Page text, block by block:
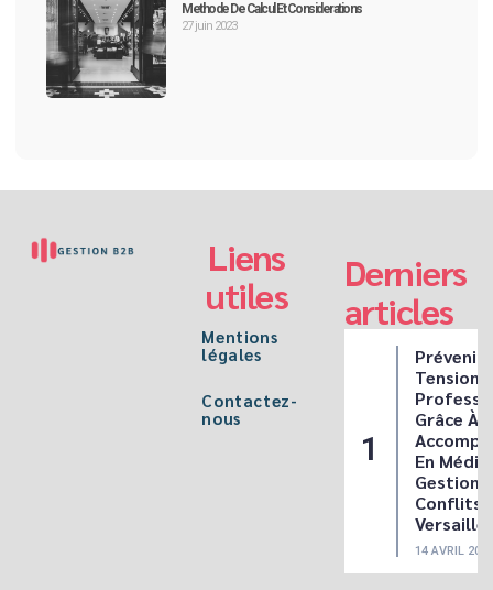
Methode De Calcul Et Considerations
27 juin 2023
Liens
utiles
Mentions
légales
Contactez-
nous
Derniers
articles
Prévenir
Tensions
Grâce À
En
Gestion
Conflits
14 AVRIL 2026